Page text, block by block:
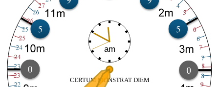
CERTUM MONSTRAT DIEM
am